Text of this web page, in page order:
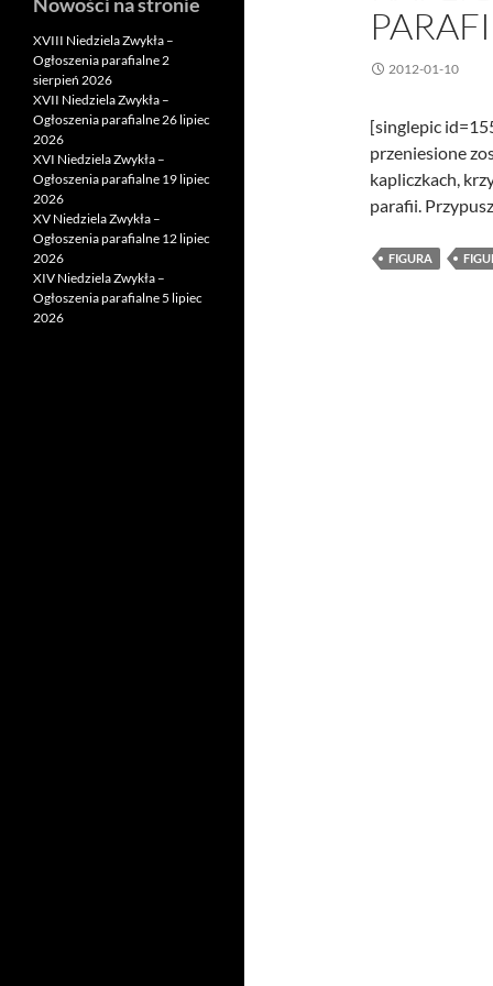
2012-01-10
[singlepic
przeniesione
kapliczkach,
parafii.
FIGURA
XVIII Niedziela Zwykła –
Ogłoszenia parafialne 2
sierpień 2026
XVII Niedziela Zwykła –
Ogłoszenia parafialne 26 lipiec
2026
XVI Niedziela Zwykła –
Ogłoszenia parafialne 19 lipiec
2026
XV Niedziela Zwykła –
Ogłoszenia parafialne 12 lipiec
2026
XIV Niedziela Zwykła –
Ogłoszenia parafialne 5 lipiec
2026